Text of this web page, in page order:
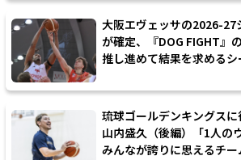
大阪エヴェッサの2026-27
が確定、『DOG FIGHT』
推し進めて結果を求める
琉球ゴールデンキングス
山内盛久（後編）「1人の
みんなが誇りに思えるチー